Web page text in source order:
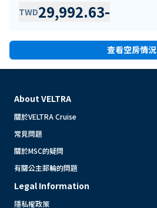
TWD29,992.63-
查看空房情況
About VELTRA
關於VELTRA Cruise
常見問題
關於MSC的疑問
有關公主郵輪的問題
Legal Information
隱私權政策